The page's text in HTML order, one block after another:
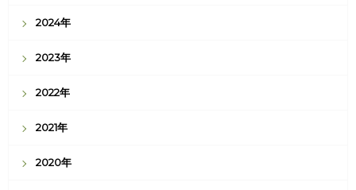
2024年
2023年
2022年
2021年
2020年